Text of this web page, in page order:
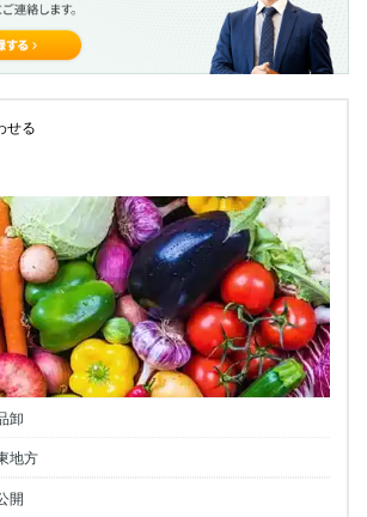
せる
卸
地方
開